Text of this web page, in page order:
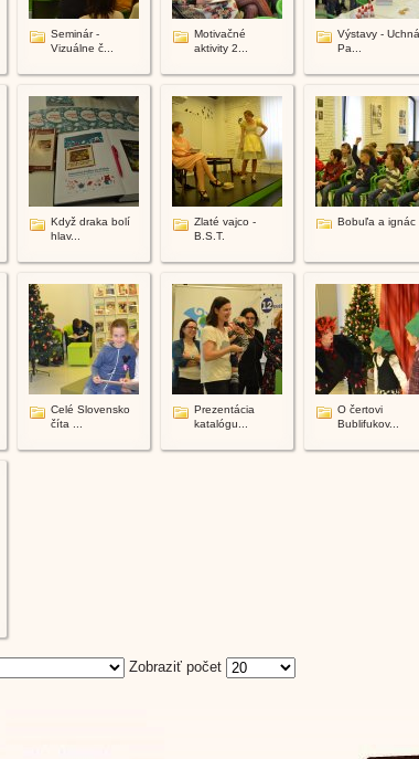
Seminár -
Vizuálne č...
Motivačné
aktivity 2...
Výstavy -
Pa...
Když draka bolí
hlav...
Zlaté vajco -
B.S.T.
Bobuľa a ignác
Celé Slovensko
číta ...
Prezentácia
katalógu...
O čertovi
Bublifukov...
Zobraziť počet